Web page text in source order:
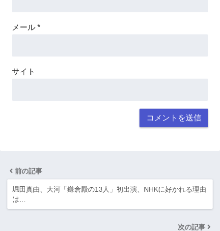
メール *
サイト
前の記事
堀田真由、大河「鎌倉殿の13人」初出演、NHKに好かれる理由
は…
次の記事